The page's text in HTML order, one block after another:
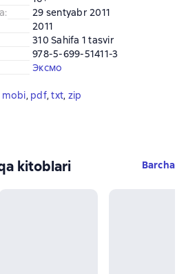
:
29 sentyabr 2011
2011
310 Sahifa 1 tasvir
978-5-699-51411-3
Эксмо
mobi, pdf, txt, zip
kitoblari Barcha